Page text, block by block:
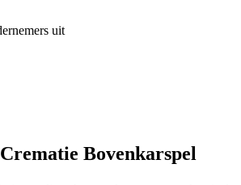
uit
Bovenkarspel